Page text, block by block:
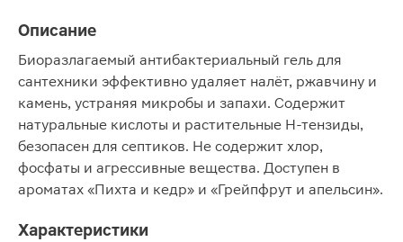
Описание
Биоразлагаемый антибактериальный гель для
сантехники эффективно удаляет налёт, ржавчину и
камень, устраняя микробы и запахи. Содержит
натуральные кислоты и растительные Н-тензиды,
безопасен для септиков. Не содержит хлор,
фосфаты и агрессивные вещества. Доступен в
ароматах «Пихта и кедр» и «Грейпфрут и апельсин».
Характеристики